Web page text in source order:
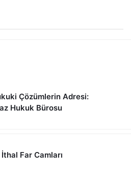
Çözümlerin Adresi:
Hukuk Bürosu
Far Camları